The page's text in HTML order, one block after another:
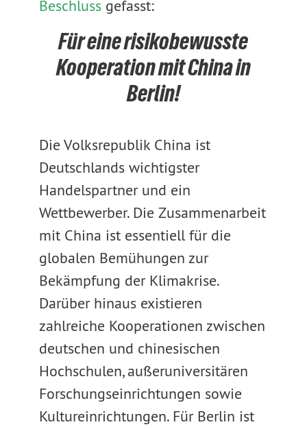
Beschlussgefasst:
Für eine risikobewusste
Kooperation mit China in
Berlin!
Die Volksrepublik China ist
Deutschlands wichtigster
Handelspartner und ein
Wettbewerber. Die Zusammenarbeit
mit China ist essentiell für die
globalen Bemühungen zur
Bekämpfung der Klimakrise.
Darüber hinaus existieren
zahlreiche Kooperationen zwischen
deutschen und chinesischen
Hochschulen, außeruniversitären
Forschungseinrichtungen sowie
Kultureinrichtungen. Für Berlin ist